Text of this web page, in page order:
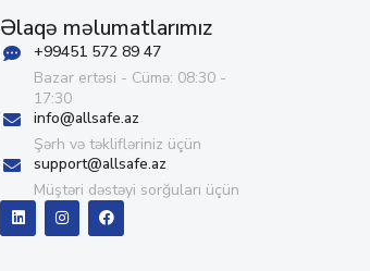
Əlaqə məlumatlarımız
+99451 572 89 47
Bazar ertəsi - Cümə: 08:30 -
17:30
info@allsafe.az
Şərh və təklifləriniz üçün
support@allsafe.az
Müştəri dəstəyi sorğuları üçün